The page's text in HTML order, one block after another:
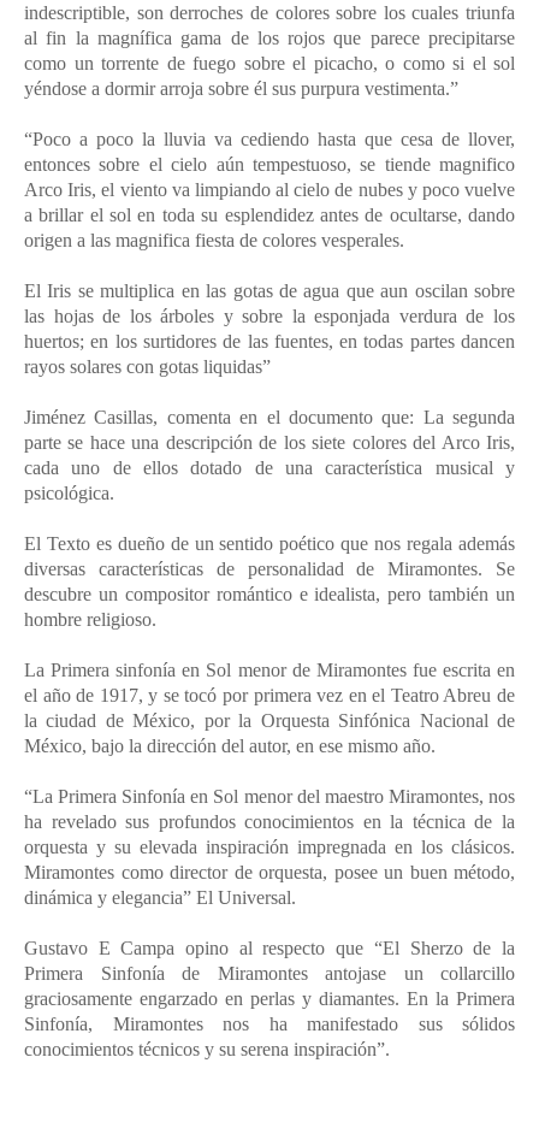
indescriptible, son derroches de colores sobre los cuales triunfa
al fin la magnífica gama de los rojos que parece precipitarse
como un torrente de fuego sobre el picacho, o como si el sol
yéndose a dormir arroja sobre él sus purpura vestimenta.”
“Poco a poco la lluvia va cediendo hasta que cesa de llover,
entonces sobre el cielo aún tempestuoso, se tiende magnifico
Arco Iris, el viento va limpiando al cielo de nubes y poco vuelve
a brillar el sol en toda su esplendidez antes de ocultarse, dando
origen a las magnifica fiesta de colores vesperales.
El Iris se multiplica en las gotas de agua que aun oscilan sobre
las hojas de los árboles y sobre la esponjada verdura de los
huertos; en los surtidores de las fuentes, en todas partes dancen
rayos solares con gotas liquidas”
Jiménez Casillas, comenta en el documento que: La segunda
parte se hace una descripción de los siete colores del Arco Iris,
cada uno de ellos dotado de una característica musical y
psicológica.
El Texto es dueño de un sentido poético que nos regala además
diversas características de personalidad de Miramontes. Se
descubre un compositor romántico e idealista, pero también un
hombre religioso.
La Primera sinfonía en Sol menor de Miramontes fue escrita en
el año de 1917, y se tocó por primera vez en el Teatro Abreu de
la ciudad de México, por la Orquesta Sinfónica Nacional de
México, bajo la dirección del autor, en ese mismo año.
“La Primera Sinfonía en Sol menor del maestro Miramontes, nos
ha revelado sus profundos conocimientos en la técnica de la
orquesta y su elevada inspiración impregnada en los clásicos.
Miramontes como director de orquesta, posee un buen método,
dinámica y elegancia” El Universal.
Gustavo E Campa opino al respecto que “El Sherzo de la
Primera Sinfonía de Miramontes antojase un collarcillo
graciosamente engarzado en perlas y diamantes. En la Primera
Sinfonía, Miramontes nos ha manifestado sus sólidos
conocimientos técnicos y su serena inspiración”.